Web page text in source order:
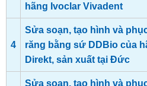
hãng Ivoclar Vivadent
4
Sửa soạn, tạo hình và
răng bằng sứ DDBio của
Direkt, sản xuất tại Đức
Sửa soạn, tạo hình và